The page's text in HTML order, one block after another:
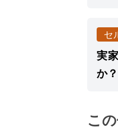
セ
実
か？
こ